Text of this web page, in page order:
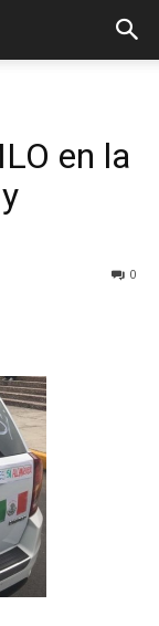
en la
0